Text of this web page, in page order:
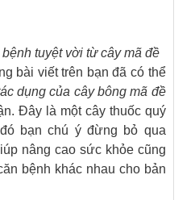
tuyệt vời từ cây mã đề
bài viết trên bạn đã có thể
dụng của cây bông mã đề
Đây là một cây thuốc quý
bạn chú ý đừng bỏ qua
nâng cao sức khỏe cũng
bệnh khác nhau cho bản